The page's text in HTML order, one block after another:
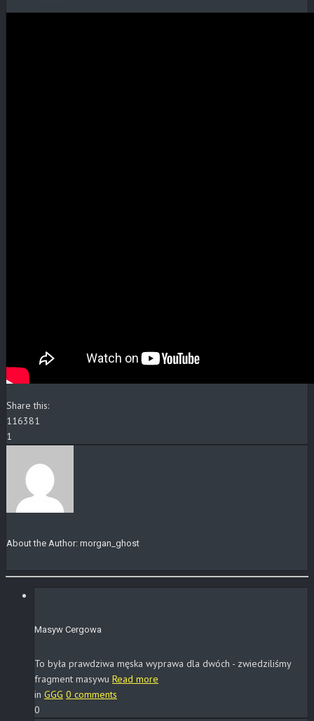
Share this:
116381
1
About the Author: morgan_ghost
Masyw Cergowa
To była prawdziwa męska wyprawa dla dwóch - zwiedziliśmy
fragment masywu Read more
in GGG 0 comments
0